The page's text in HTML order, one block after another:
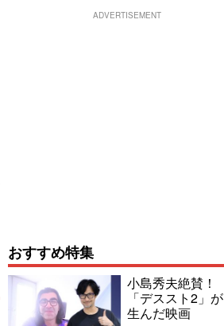
ADVERTISEMENT
おすすめ特集
小島秀夫絶賛！
「デススト2」が
生んだ映画